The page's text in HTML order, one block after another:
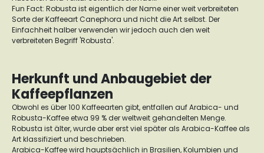
Fun Fact: Robusta ist eigentlich der Name einer weit verbreiteten
Sorte der Kaffeeart Canephora und nicht die Art selbst. Der
Einfachheit halber verwenden wir jedoch auch den weit
verbreiteten Begriff 'Robusta'.
Herkunft und Anbaugebiet der
Kaffeepflanzen
Obwohl es über 100 Kaffeearten gibt, entfallen auf Arabica- und
Robusta-Kaffee etwa 99 % der weltweit gehandelten Menge.
Robusta ist älter, wurde aber erst viel später als Arabica-Kaffee als
Art klassifiziert und beschrieben.
Arabica-Kaffee wird hauptsächlich in Brasilien, Kolumbien und